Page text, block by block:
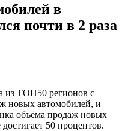
в
почти в 2 раза
из ТОП50 регионов с
новых автомобилей, и
объёма продаж новых
50 процентов.